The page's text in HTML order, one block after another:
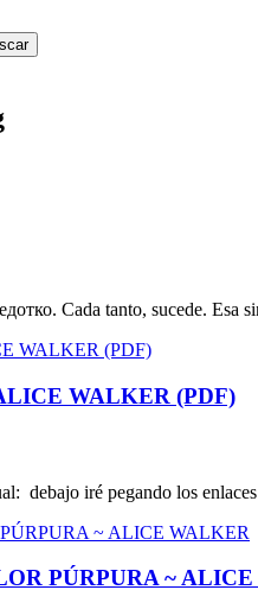
Cada tanto, sucede. Esa
WALKER (PDF)
debajo iré pegando los
PÚRPURA ~